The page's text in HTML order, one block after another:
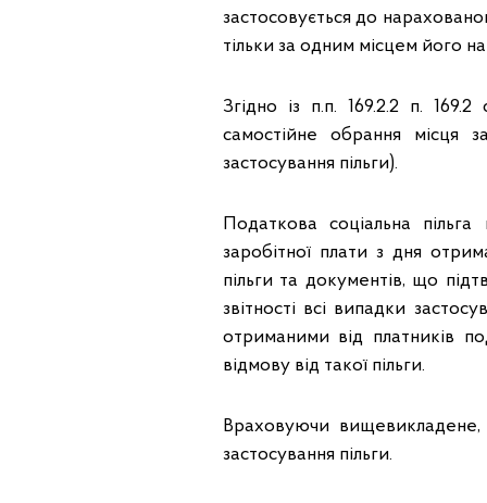
застосовується до
тільки за одним місцем його
Згідно із п.п. 169.2.2 п.
самостійне обрання місця
застосування пільги).
Податкова соціальна
заробітної плати з дня
пільги та документів, що
звітності всі випадки
отриманими від платників
відмову від такої пільги.
Враховуючи
застосування пільги.